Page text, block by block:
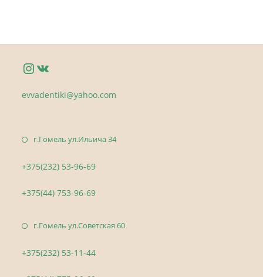
evvadentiki@yahoo.com
г.Гомель ул.Ильича 34
+375(232) 53-96-69
+375(44) 753-96-69
г.Гомель ул.Советская 60
+375(232) 53-11-44